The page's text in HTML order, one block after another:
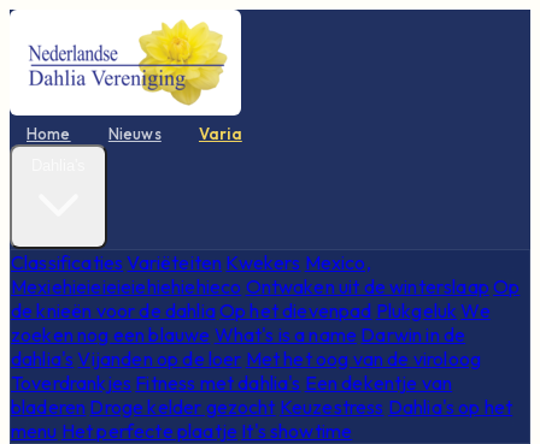
Home Nieuws Varia
Classificaties Variëteiten Kwekers Mexico,
Mexiehieieieieiehiehiehieco Ontwaken uit de winterslaap Op
de knieën voor de dahliaOp het dievenpad Plukgeluk We
zoeken nog een blauwe What's is a name Darwin in de
dahlia's Vijanden op de loer Met het oog van de viroloog
Toverdrankjes Fitness met dahlia's Een dekentje van
bladeren Droge kelder gezocht Keuzestress Dahlia's op het
menu Het perfecte plaatje It's showtime